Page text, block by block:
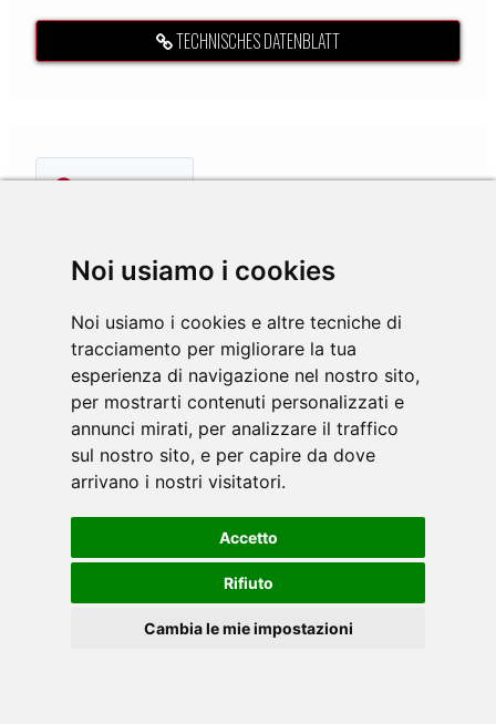
Noi usiamo i cookies
Noi usiamo i cookies e altre tecniche di
tracciamento per migliorare la tua
esperienza di navigazione nel nostro sito,
per mostrarti contenuti personalizzati e
annunci mirati, per analizzare il traffico
sul nostro sito, e per capire da dove
arrivano i nostri visitatori.
Accetto
Rifiuto
Cambia le mie impostazioni
TECHNISCHES DATENBLATT
VERGLEICHEN